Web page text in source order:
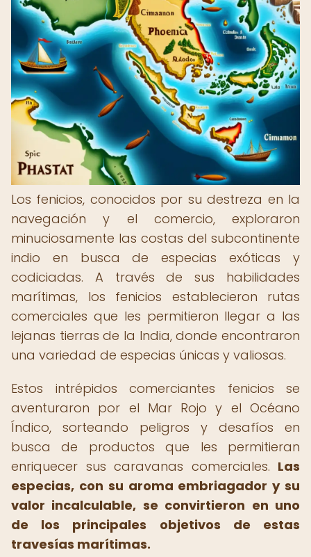
Los fenicios, conocidos por su destreza en la
navegación y el comercio, exploraron
minuciosamente las costas del subcontinente
indio en busca de especias exóticas y
codiciadas. A través de sus habilidades
marítimas, los fenicios establecieron rutas
comerciales que les permitieron llegar a las
lejanas tierras de la India, donde encontraron
una variedad de especias únicas y valiosas.
Estos intrépidos comerciantes fenicios se
aventuraron por el Mar Rojo y el Océano
Índico, sorteando peligros y desafíos en
busca de productos que les permitieran
enriquecer sus caravanas comerciales. Las
especias, con su aroma embriagador y su
valor incalculable, se convirtieron en uno
de los principales objetivos de estas
travesías marítimas.